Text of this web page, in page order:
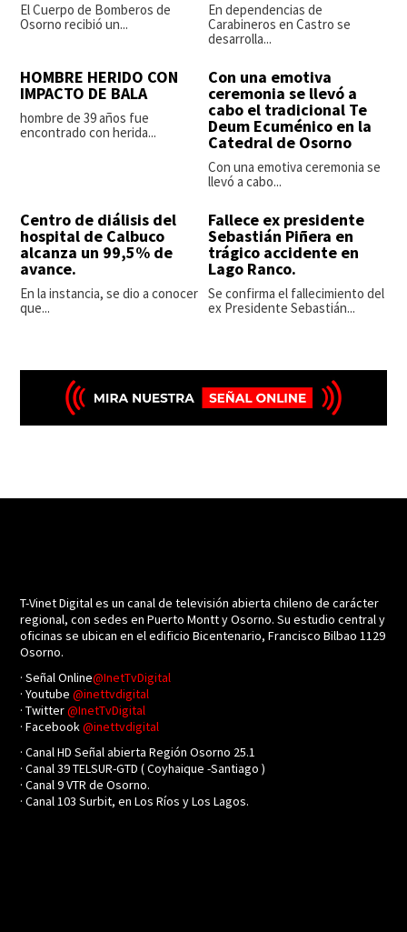
El Cuerpo de Bomberos de
Osorno recibió un...
En dependencias de
Carabineros en Castro se
desarrolla...
HOMBRE HERIDO CON
IMPACTO DE BALA
hombre de 39 años fue
encontrado con herida...
Con una emotiva
ceremonia se llevó a
cabo el tradicional Te
Deum Ecuménico en la
Catedral de Osorno
Con una emotiva ceremonia se
llevó a cabo...
Centro de diálisis del
hospital de Calbuco
alcanza un 99,5% de
avance.
En la instancia, se dio a conocer
que...
Fallece ex presidente
Sebastián Piñera en
trágico accidente en
Lago Ranco.
Se confirma el fallecimiento del
ex Presidente Sebastián...
T-Vinet Digital es un canal de televisión abierta chileno de carácter
regional, con sedes en Puerto Montt y Osorno. Su estudio central y
oficinas se ubican en el edificio Bicentenario, Francisco Bilbao 1129
Osorno.
· Señal Online@InetTvDigital
· Youtube@inettvdigital
· Twitter@InetTvDigital
· Facebook@inettvdigital
· Canal HD Señal abierta Región Osorno 25.1
· Canal 39 TELSUR-GTD ( Coyhaique -Santiago )
· Canal 9 VTR de Osorno.
· Canal 103 Surbit, en Los Ríos y Los Lagos.